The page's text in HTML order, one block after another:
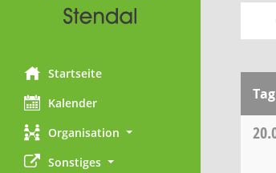
Startseite
Kalender
Organisation
Sonstiges
Tag